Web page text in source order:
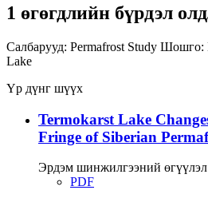
1 өгөгдлийн бүрдэл
Салбарууд: Permafrost Study Шошго:
Lake
Үр дүнг шүүх
Termokarst Lake
Fringe of Siberian
Эрдэм шинжилгээний өгүүлэл
PDF